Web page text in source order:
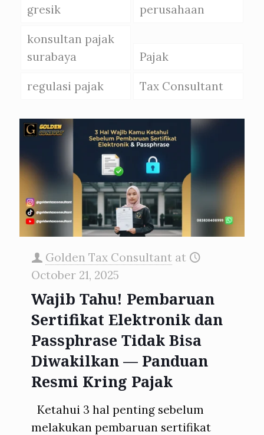
gresik
perusahaan
konsultan pajak
surabaya
Pajak
regulasi pajak Tax Consultant
Golden Tax Consultant at
October 21, 2025
Wajib Tahu! Pembaruan
Sertifikat Elektronik dan
Passphrase Tidak Bisa
Diwakilkan — Panduan
Resmi Kring Pajak
Ketahui 3 hal penting sebelum
melakukan pembaruan sertifikat